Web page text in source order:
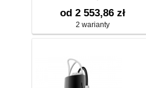
od 2 553,86 zł
2 warianty